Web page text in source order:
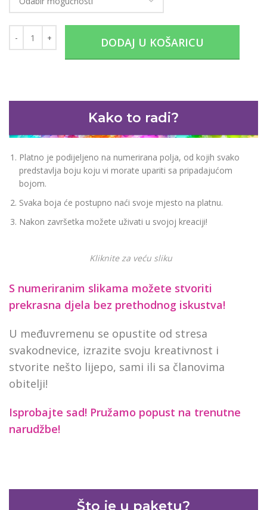
DODAJ U KOŠARICU
Kako to radi?
Platno je podijeljeno na numerirana polja, od kojih svako
predstavlja boju koju vi morate upariti sa pripadajućom
bojom.
Svaka boja će postupno naći svoje mjesto na platnu.
Nakon završetka možete uživati u svojoj kreaciji!
Kliknite za veću sliku
S numeriranim slikama možete stvoriti
prekrasna djela bez prethodnog iskustva!
U međuvremenu se opustite od stresa
svakodnevice, izrazite svoju kreativnost i
stvorite nešto lijepo, sami ili sa članovima
obitelji!
Isprobajte sad! Pružamo popust na trenutne
narudžbe!
Što je u paketu?